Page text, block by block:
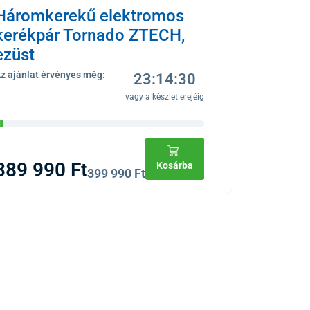
elektromos
Tornado ZTECH,
ajánlat érvényes még: 23:14:30
vagy a készlet erejéig
990 Ft399 990 Ft
Kosárba